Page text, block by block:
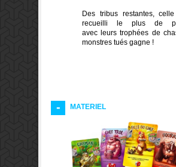
Des tribus restantes,
recueilli le plus de
avec leurs trophées de
monstres tués gagne !
MATERIEL